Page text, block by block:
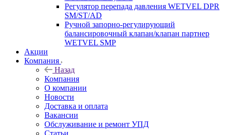
Регулятор перепада давления WETVEL DPR
SM/ST/AD
Ручной запорно-регулирующий
балансировочный клапан/клапан партнер
WETVEL SMP
Акции
Компания
Назад
Компания
О компании
Новости
Доставка и оплата
Вакансии
Обслуживание и ремонт УПД
Статьи